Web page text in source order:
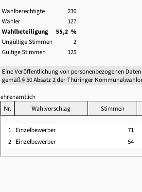
Wahlberechtigte
230
Wähler
127
Wahlbeteiligung
55,2 %
Ungültige Stimmen
2
Gültige Stimmen
125
Eine Veröffentlichung von personenbezogenen
gemäß § 50 Absatz 2 der Thüringer
ehrenamtlich
Nr.
Wahlvorschlag Stimmen
1 Einzelbewerber
71
2 Einzelbewerber 54